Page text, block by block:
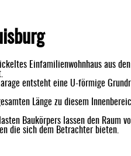
Einfamilienwohnhaus aus
entsteht eine U-förmige
Länge zu diesem
Baukörpers lassen den
die sich dem Betrachter bieten.